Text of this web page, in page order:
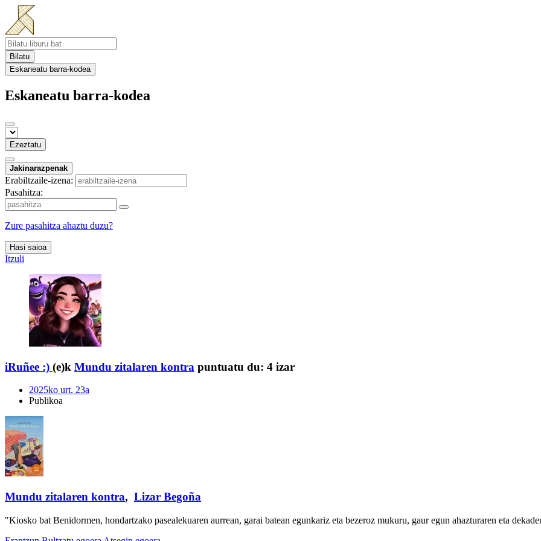
Bilatu
Eskaneatu barra-kodea
Eskaneatu barra-kodea
Ezeztatu
Jakinarazpenak
Erabiltzaile-izena:
Pasahitza:
Zure pasahitza ahaztu duzu?
Hasi saioa
Itzuli
iRuñee :) (e)k Mundu zitalaren kontra puntuatu du: 4 izar
2025ko urt. 23a
Publikoa
Mundu zitalaren kontra, Lizar Begoña
"Kiosko bat Benidormen, hondartzako pasealekuaren aurrean, garai batean egunkariz eta bezeroz mukuru, gaur egun ahazturaren eta